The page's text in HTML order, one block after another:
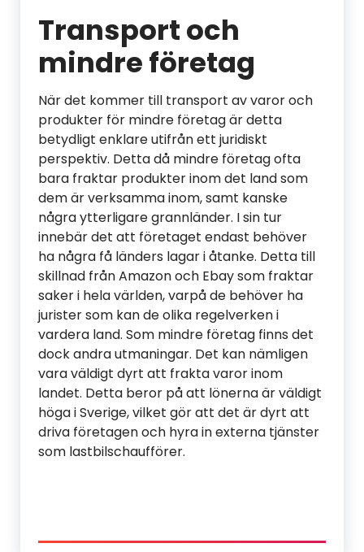
Transport och
mindre företag
När det kommer till transport av varor och
produkter för mindre företag är detta
betydligt enklare utifrån ett juridiskt
perspektiv. Detta då mindre företag ofta
bara fraktar produkter inom det land som
dem är verksamma inom, samt kanske
några ytterligare grannländer. I sin tur
innebär det att företaget endast behöver
ha några få länders lagar i åtanke. Detta till
skillnad från Amazon och Ebay som fraktar
saker i hela världen, varpå de behöver ha
jurister som kan de olika regelverken i
vardera land. Som mindre företag finns det
dock andra utmaningar. Det kan nämligen
vara väldigt dyrt att frakta varor inom
landet. Detta beror på att lönerna är väldigt
höga i Sverige, vilket gör att det är dyrt att
driva företagen och hyra in externa tjänster
som lastbilschaufförer.